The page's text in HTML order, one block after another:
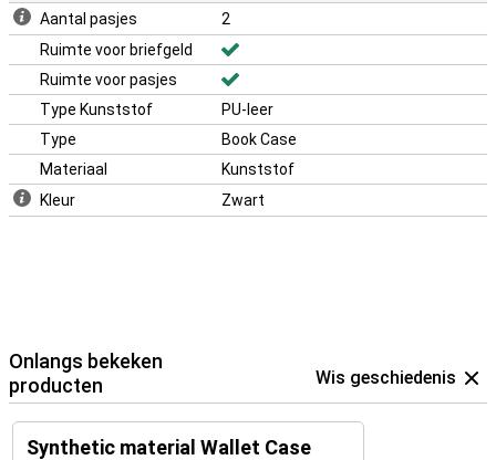
Aantal pasjes
2
Ruimte voor briefgeld
Ruimte voor pasjes
Type Kunststof
PU-leer
Type
Book Case
Materiaal
Kunststof
Kleur
Zwart
Onlangs bekeken
producten
Wis geschiedenis
Synthetic material Wallet Case